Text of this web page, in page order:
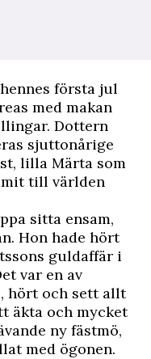
första jul
med makan
Dottern
sjuttonårige
lilla Märta som
till världen
sitta ensam,
Hon hade hört
guldaffär i
var en av
hört och sett allt
äkta och mycket
ny fästmö,
med ögonen.